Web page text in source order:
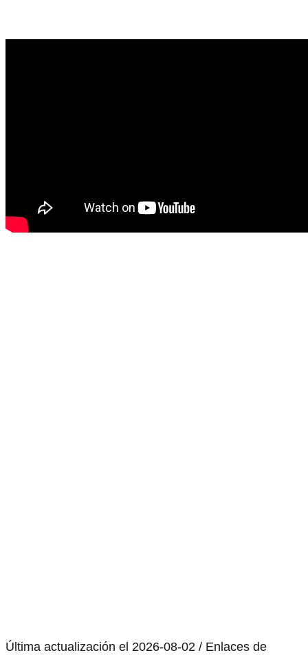
Última actualización el 2026-08-02 / Enlaces de